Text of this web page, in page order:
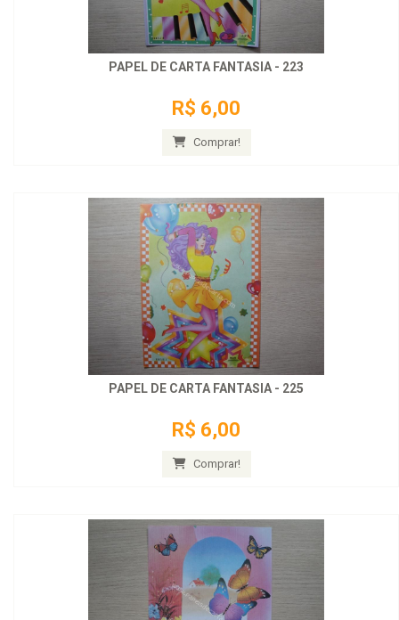
PAPEL DE CARTA FANTASIA - 223
R$ 6,00
Comprar!
PAPEL DE CARTA FANTASIA - 225
R$ 6,00
Comprar!